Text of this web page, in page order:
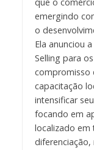
emergindo
o
Ela anunciou
Selling para
compromisso
capacitação
intensificar
focando em
localizado
diferenciação,